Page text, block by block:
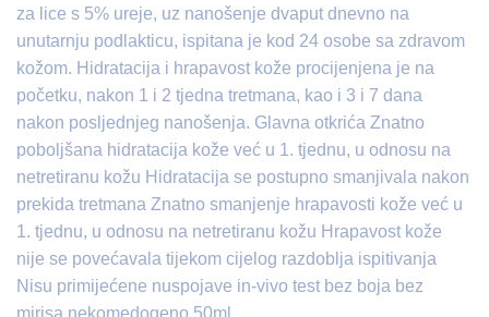
za lice s 5% ureje, uz nanošenje dvaput dnevno na
unutarnju podlakticu, ispitana je kod 24 osobe sa zdravom
kožom. Hidratacija i hrapavost kože procijenjena je na
početku, nakon 1 i 2 tjedna tretmana, kao i 3 i 7 dana
nakon posljednjeg nanošenja. Glavna otkrića Znatno
poboljšana hidratacija kože već u 1. tjednu, u odnosu na
netretiranu kožu Hidratacija se postupno smanjivala nakon
prekida tretmana Znatno smanjenje hrapavosti kože već u
1. tjednu, u odnosu na netretiranu kožu Hrapavost kože
nije se povećavala tijekom cijelog razdoblja ispitivanja
Nisu primijećene nuspojave in-vivo test bez boja bez
mirisa nekomedogeno 50ml